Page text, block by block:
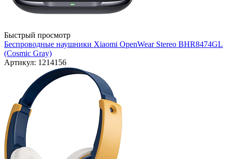
Быстрый просмотр
Беспроводные наушники Xiaomi OpenWear Stereo BHR8474GL
(Cosmic Gray)
Артикул: 1214156